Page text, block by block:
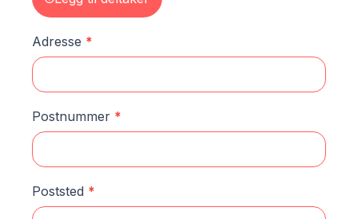
Adresse *
Postnummer *
Poststed *